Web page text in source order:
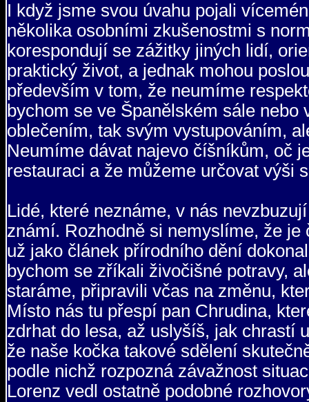
I když jsme svou úvahu pojali
několika osobními zkušenostmi s
korespondují se zážitky jiných lidí,
praktický život, a jednak mohou
především v tom, že neumíme
bychom se ve Španělském sále
oblečením, tak svým vystupováním,
Neumíme dávat najevo číšníkům, oč
restauraci a že můžeme určovat výši
Lidé, které neznáme, v nás
známí. Rozhodně si nemyslíme, že
už jako článek přírodního dění
bychom se zříkali živočišné potravy,
staráme, připravili včas na změnu,
Místo nás tu přespí pan Chrudina,
zdrhat do lesa, až uslyšíš, jak chrastí
že naše kočka takové sdělení
podle nichž rozpozná závažnost
Lorenz vedl ostatně podobné